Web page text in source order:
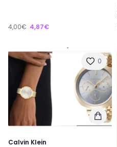
4,00€ 4,87€
0
Calvin Klein